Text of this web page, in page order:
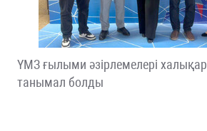
ҮМЗ ғылыми әзірлемелері
танымал болды